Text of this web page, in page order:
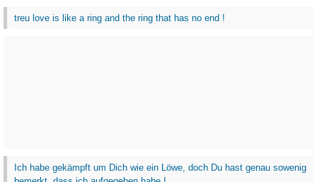
treu love is like a ring and the ring that has no end !
Ich habe gekämpft um Dich wie ein Löwe, doch Du hast genau sowenig